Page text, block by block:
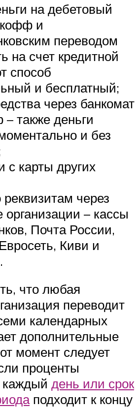
на дебетовый
и
переводом
на счет кредитной
способ
и бесплатный;
через банкомат
также деньги
и без
с карты других
через
организации – кассы
Почта России,
Киви и
что любая
переводит
календарных
дополнительные
момент следует
проценты
каждый день или срок
подходит к концу